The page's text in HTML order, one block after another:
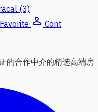
(3)
Favorite person_outline Cont
的合作中介的精选高端房